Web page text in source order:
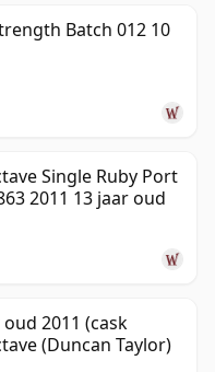
Batch 012 10
Single Ruby Port
2011 13 jaar oud
2011 (cask
(Duncan Taylor)